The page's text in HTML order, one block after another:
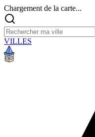
Chargement de la carte...
VILLES